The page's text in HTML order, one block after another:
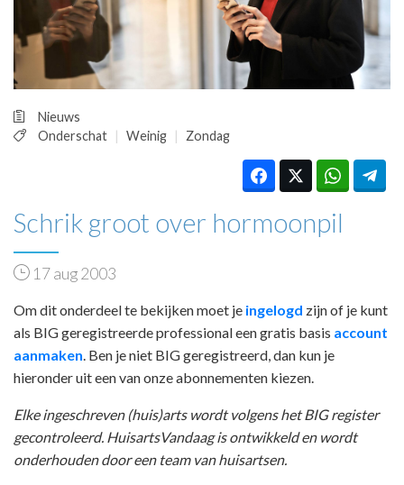
PRAKTIJKZAKEN
TARIEVEN
VPHUISARTSEN
INLOGGEN
Nieuws
Onderschat
Weinig Zondag
Schrik groot over hormoonpil
17 aug 2003
Om dit onderdeel te bekijken moet je ingelogd zijn of je kunt
als BIG geregistreerde professional een gratis basis account
aanmaken . Ben je niet BIG geregistreerd, dan kun je
hieronder uit een van onze abonnementen kiezen.
Elke ingeschreven (huis)arts wordt volgens het BIG register
gecontroleerd. HuisartsVandaag is ontwikkeld en wordt
onderhouden door een team van huisartsen.